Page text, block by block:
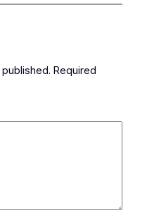
Required